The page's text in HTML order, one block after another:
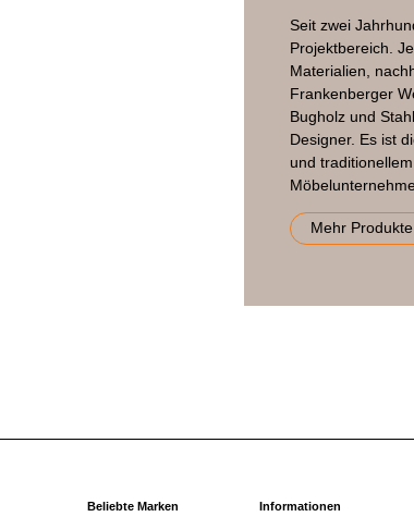
Seit zwei
Projektbereich.
Materialien,
Frankenberger
Bugholz und
Designer. Es ist
und
Mehr Produkte
Beliebte Marken Informationen